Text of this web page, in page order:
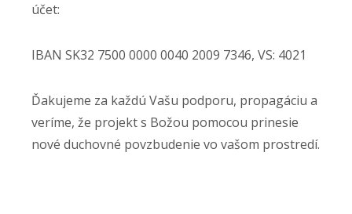
účet:
IBAN SK32 7500 0000 0040 2009 7346, VS: 4021
Ďakujeme za každú Vašu podporu, propagáciu a
veríme, že projekt s Božou pomocou prinesie
nové duchovné povzbudenie vo vašom prostredí.